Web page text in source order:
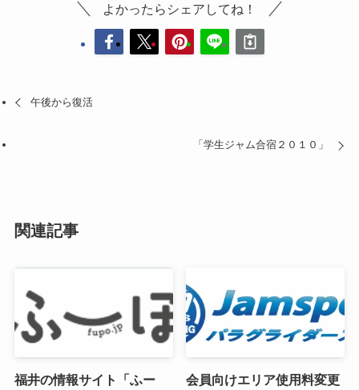
よかったらシェアしてね！
午後から復活
「学生ジャム合宿２０１０」
関連記事
福井の情報サイト「ふー
会員向けエリア使用料変更